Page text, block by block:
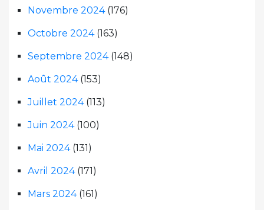
Novembre 2024(176)
Octobre 2024(163)
Septembre 2024(148)
Août 2024(153)
Juillet 2024(113)
Juin 2024(100)
Mai 2024(131)
Avril 2024(171)
Mars 2024(161)